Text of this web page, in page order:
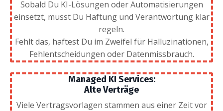
Sobald Du KI-Lösungen oder Automatisierungen
einsetzt, musst Du Haftung und Verantwortung klar
regeln.
Fehlt das, haftest Du im Zweifel für Halluzinationen,
Fehlentscheidungen oder Datenmissbrauch.
Managed KI Services:
Alte Verträge
Viele Vertragsvorlagen stammen aus einer Zeit vor